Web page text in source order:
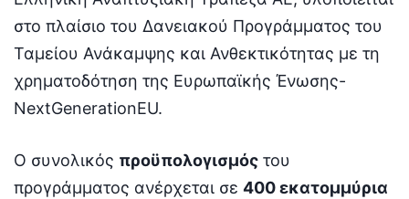
στο πλαίσιο του Δανειακού Προγράμματος του
Ταμείου Ανάκαμψης και Ανθεκτικότητας με τη
χρηματοδότηση της Ευρωπαϊκής Ένωσης-
NextGenerationEU.
Ο συνολικός προϋπολογισμός του
προγράμματος ανέρχεται σε 400 εκατομμύρια